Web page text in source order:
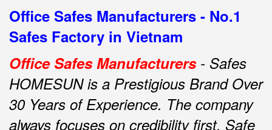
Office Safes Manufacturers - No.1
Safes Factory in Vietnam
Office Safes Manufacturers - Safes
HOMESUN is a Prestigious Brand Over
30 Years of Experience. The company
always focuses on credibility first. Safe